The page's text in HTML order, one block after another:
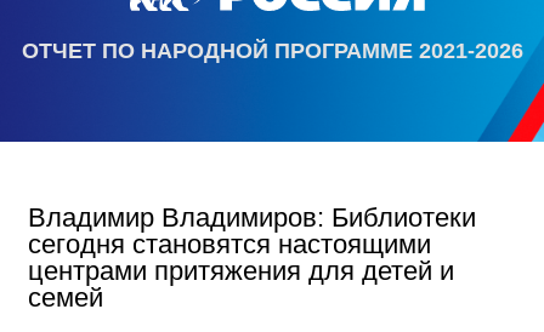
ОТЧЕТ ПО НАРОДНОЙ ПРОГРАММЕ 2021-2026
Владимир Владимиров: Библиотеки
сегодня становятся настоящими
центрами притяжения для детей и
семей